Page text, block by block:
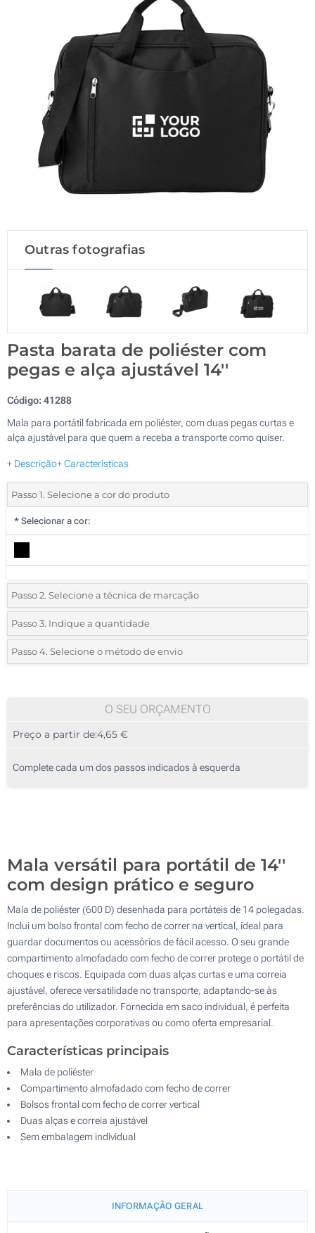
Outras fotografias
Pasta barata de poliéster com
pegas e alça ajustável 14''
Código:41288
Mala para portátil fabricada em poliéster, com duas pegas curtas e
alça ajustável para que quem a receba a transporte como quiser.
+ Descrição+ Características
Passo 1. Selecione a cor do produto
* Selecionar a cor:
Passo 2. Selecione a técnica de marcação
*Selecione o tipo de marcação e as cores do logotipo:
1 Cor (Na frente)
Passo 3. Indique a quantidade
*Quantidade mínima:5
10
25
Passo 4. Selecione o método de envio
O SEU ORÇAMENTO
Preço a partir de:4,65 €
Complete cada um dos passos indicados à esquerda
Mala versátil para portátil de 14''
com design prático e seguro
Mala de poliéster (600 D) desenhada para portáteis de 14 polegadas.
Inclui um bolso frontal com fecho de correr na vertical, ideal para
guardar documentos ou acessórios de fácil acesso. O seu grande
compartimento almofadado com fecho de correr protege o portátil de
choques e riscos. Equipada com duas alças curtas e uma correia
ajustável, oferece versatilidade no transporte, adaptando-se às
preferências do utilizador. Fornecida em saco individual, é perfeita
para apresentações corporativas ou como oferta empresarial.
Características principais
Mala de poliéster
Compartimento almofadado com fecho de correr
Bolsos frontal com fecho de correr vertical
Duas alças e correia ajustável
Sem embalagem individual
INFORMAÇÃO GERAL